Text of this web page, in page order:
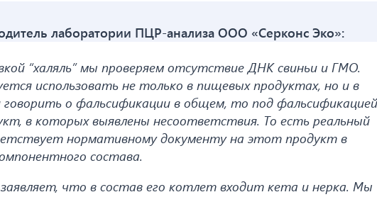
лаборатории ПЦР-анализа ООО «Серконс Эко»:
“халяль” мы проверяем отсутствие ДНК свиньи и ГМО.
использовать не только в пищевых продуктах, но и в
говорить о фальсификации в общем, то под фальсификацией
в которых выявлены несоответствия. То есть реальный
нормативному документу на этот продукт в
состава.
что в состав его котлет входит кета и нерка. Мы